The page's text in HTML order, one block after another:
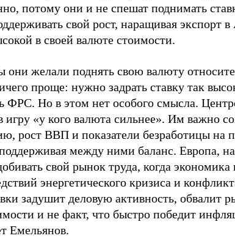
потому они и не спешат поднимать
свой рост, наращивая экспорт
в своей валюте стоимости.
они желали поднять свою валюту
проще: нужно задрать ставку так
ФРС. Но в этом нет особого смысла.
игру «у кого валюта сильнее». Им важно
рост ВВП и показатели безработицы на
между ними баланс. Европа,
свой рынок труда, когда экономика
энергетического кризиса и
задушит деловую активность, обвалит
и не факт, что быстро победит
Емельянов.